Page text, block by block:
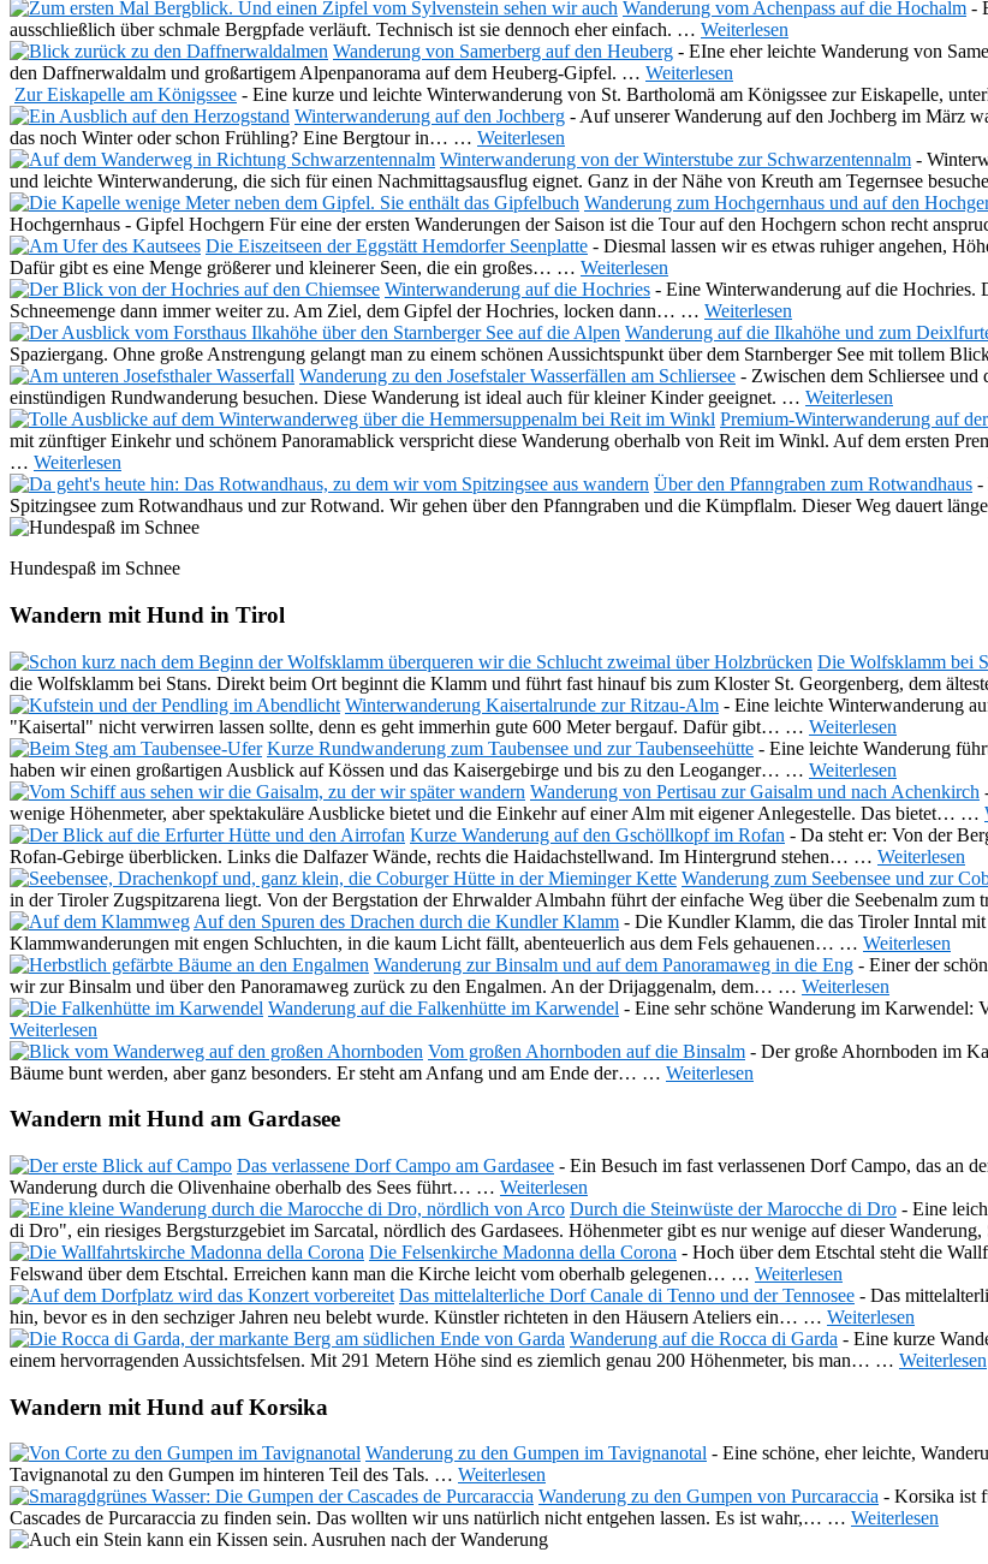
Wanderung vom Achenpass auf die Hochalm -
ausschließlich über schmale Bergpfade verläuft. Technisch ist sie dennoch eher einfach. … Weiterlesen
Wanderung von Samerberg auf den Heuberg - EIne eher leichte Wanderung von
den Daffnerwaldalm und großartigem Alpenpanorama auf dem Heuberg-Gipfel. … Weiterlesen
Zur Eiskapelle am Königssee - Eine kurze und leichte Winterwanderung von St. Bartholomä am Königssee zur Eiskapelle,
Winterwanderung auf den Jochberg - Auf unserer Wanderung auf den Jochberg im März
das noch Winter oder schon Frühling? Eine Bergtour in… … Weiterlesen
Winterwanderung von der Winterstube zur Schwarzentennalm -
und leichte Winterwanderung, die sich für einen Nachmittagsausflug eignet. Ganz in der Nähe von Kreuth am Tegernsee
Wanderung zum Hochgernhaus und auf den
Hochgernhaus - Gipfel Hochgern Für eine der ersten Wanderungen der Saison ist die Tour auf den Hochgern schon recht
Die Eiszeitseen der Eggstätt Hemdorfer Seenplatte - Diesmal lassen wir es etwas ruhiger angehen,
Dafür gibt es eine Menge größerer und kleinerer Seen, die ein großes… … Weiterlesen
Winterwanderung auf die Hochries - Eine Winterwanderung auf die Hochries.
Schneemenge dann immer weiter zu. Am Ziel, dem Gipfel der Hochries, locken dann… … Weiterlesen
Wanderung auf die Ilkahöhe und zum
Spaziergang. Ohne große Anstrengung gelangt man zu einem schönen Aussichtspunkt über dem Starnberger See mit tollem
Wanderung zu den Josefstaler Wasserfällen am Schliersee - Zwischen dem Schliersee und
einstündigen Rundwanderung besuchen. Diese Wanderung ist ideal auch für kleiner Kinder geeignet. … Weiterlesen
Premium-Winterwanderung auf
mit zünftiger Einkehr und schönem Panoramablick verspricht diese Wanderung oberhalb von Reit im Winkl. Auf dem ersten
… Weiterlesen
Über den Pfanngraben zum Rotwandhaus -
Spitzingsee zum Rotwandhaus und zur Rotwand. Wir gehen über den Pfanngraben und die Kümpflalm. Dieser Weg dauert
Hundespaß im Schnee
Wandern mit Hund in Tirol
Die Wolfsklamm bei
die Wolfsklamm bei Stans. Direkt beim Ort beginnt die Klamm und führt fast hinauf bis zum Kloster St. Georgenberg, dem
Winterwanderung Kaisertalrunde zur Ritzau-Alm - Eine leichte Winterwanderung
"Kaisertal" nicht verwirren lassen sollte, denn es geht immerhin gute 600 Meter bergauf. Dafür gibt… … Weiterlesen
Kurze Rundwanderung zum Taubensee und zur Taubenseehütte - Eine leichte Wanderung
haben wir einen großartigen Ausblick auf Kössen und das Kaisergebirge und bis zu den Leoganger… … Weiterlesen
Wanderung von Pertisau zur Gaisalm und nach Achenkirch
wenige Höhenmeter, aber spektakuläre Ausblicke bietet und die Einkehr auf einer Alm mit eigener Anlegestelle. Das bietet… …
Kurze Wanderung auf den Gschöllkopf im Rofan - Da steht er: Von der
Rofan-Gebirge überblicken. Links die Dalfazer Wände, rechts die Haidachstellwand. Im Hintergrund stehen… … Weiterlesen
Wanderung zum Seebensee und zur
in der Tiroler Zugspitzarena liegt. Von der Bergstation der Ehrwalder Almbahn führt der einfache Weg über die Seebenalm zum
Auf den Spuren des Drachen durch die Kundler Klamm - Die Kundler Klamm, die das Tiroler Inntal
Klammwanderungen mit engen Schluchten, in die kaum Licht fällt, abenteuerlich aus dem Fels gehauenen… … Weiterlesen
Wanderung zur Binsalm und auf dem Panoramaweg in die Eng - Einer der
wir zur Binsalm und über den Panoramaweg zurück zu den Engalmen. An der Drijaggenalm, dem… … Weiterlesen
Wanderung auf die Falkenhütte im Karwendel - Eine sehr schöne Wanderung im Karwendel:
Weiterlesen
Vom großen Ahornboden auf die Binsalm - Der große Ahornboden im
Bäume bunt werden, aber ganz besonders. Er steht am Anfang und am Ende der… … Weiterlesen
Wandern mit Hund am Gardasee
Das verlassene Dorf Campo am Gardasee - Ein Besuch im fast verlassenen Dorf Campo, das an
Wanderung durch die Olivenhaine oberhalb des Sees führt… … Weiterlesen
Durch die Steinwüste der Marocche di Dro - Eine
di Dro", ein riesiges Bergsturzgebiet im Sarcatal, nördlich des Gardasees. Höhenmeter gibt es nur wenige auf dieser
Die Felsenkirche Madonna della Corona - Hoch über dem Etschtal steht die
Felswand über dem Etschtal. Erreichen kann man die Kirche leicht vom oberhalb gelegenen… … Weiterlesen
Das mittelalterliche Dorf Canale di Tenno und der Tennosee - Das
hin, bevor es in den sechziger Jahren neu belebt wurde. Künstler richteten in den Häusern Ateliers ein… … Weiterlesen
Wanderung auf die Rocca di Garda - Eine kurze
einem hervorragenden Aussichtsfelsen. Mit 291 Metern Höhe sind es ziemlich genau 200 Höhenmeter, bis man… … Weiterlesen
Wandern mit Hund auf Korsika
Wanderung zu den Gumpen im Tavignanotal - Eine schöne, eher leichte,
Tavignanotal zu den Gumpen im hinteren Teil des Tals. … Weiterlesen
Wanderung zu den Gumpen von Purcaraccia - Korsika ist
Cascades de Purcaraccia zu finden sein. Das wollten wir uns natürlich nicht entgehen lassen. Es ist wahr,… … Weiterlesen